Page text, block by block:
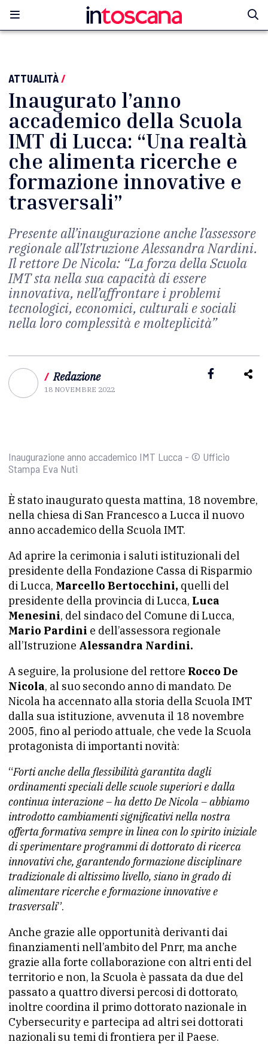
ATTUALITÀ/
Inaugurato l’anno
accademico della Scuola
IMT di Lucca: “Una realtà
che alimenta ricerche e
formazione innovative e
trasversali”
Presente all’inaugurazione anche l’assessore
regionale all’Istruzione Alessandra Nardini.
Il rettore De Nicola: “La forza della Scuola
IMT sta nella sua capacità di essere
innovativa, nell’affrontare i problemi
tecnologici, economici, culturali e sociali
nella loro complessità e molteplicità”
/ Redazione
18 NOVEMBRE 2022
Inaugurazione anno accademico IMT Lucca - © Ufficio
Stampa Eva Nuti
È stato inaugurato questa mattina, 18 novembre,
nella chiesa di San Francesco a Lucca il nuovo
anno accademico della Scuola IMT.
Ad aprire la cerimonia i saluti istituzionali del
presidente della Fondazione Cassa di Risparmio
di Lucca, Marcello Bertocchini, quelli del
presidente della provincia di Lucca, Luca
Menesini, del sindaco del Comune di Lucca,
Mario Pardini e dell’assessora regionale
all’Istruzione Alessandra Nardini.
A seguire, la prolusione del rettore Rocco De
Nicola, al suo secondo anno di mandato. De
Nicola ha accennato alla storia della Scuola IMT
dalla sua istituzione, avvenuta il 18 novembre
2005, fino al periodo attuale, che vede la Scuola
protagonista di importanti novità:
“Forti anche della flessibilità garantita dagli
ordinamenti speciali delle scuole superiori e dalla
continua interazione – ha detto De Nicola – abbiamo
introdotto cambiamenti significativi nella nostra
offerta formativa sempre in linea con lo spirito iniziale
di sperimentare programmi di dottorato di ricerca
innovativi che, garantendo formazione disciplinare
tradizionale di altissimo livello, siano in grado di
alimentare ricerche e formazione innovative e
trasversali”.
Anche grazie alle opportunità derivanti dai
finanziamenti nell’ambito del Pnrr, ma anche
grazie alla forte collaborazione con altri enti del
territorio e non, la Scuola è passata da due del
passato a quattro diversi percosi di dottorato,
inoltre coordina il primo dottorato nazionale in
Cybersecurity e partecipa ad altri sei dottorati
nazionali su temi di frontiera per il Paese.